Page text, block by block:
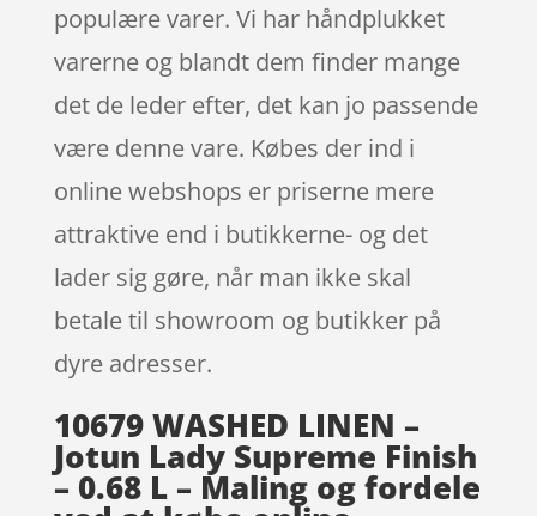
populære varer. Vi har håndplukket
varerne og blandt dem finder mange
det de leder efter, det kan jo passende
være denne vare. Købes der ind i
online webshops er priserne mere
attraktive end i butikkerne- og det
lader sig gøre, når man ikke skal
betale til showroom og butikker på
dyre adresser.
10679 WASHED LINEN –
Jotun Lady Supreme Finish
– 0.68 L – Maling og fordele